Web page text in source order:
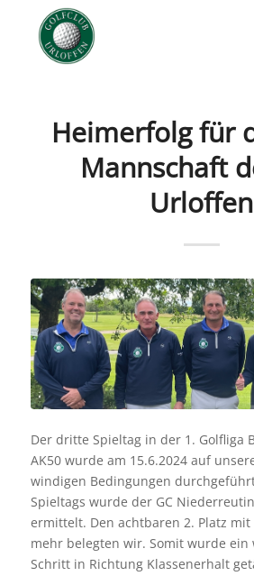
Heimerfolg für
Mannschaft
Urloffen
Der dritte Spieltag in der 1. Golfliga
AK50 wurde am 15.6.2024 auf
windigen Bedingungen
Spieltags wurde der GC
ermittelt. Den achtbaren 2. Platz
mehr belegten wir. Somit wurde
Schritt in Richtung Klassenerhalt